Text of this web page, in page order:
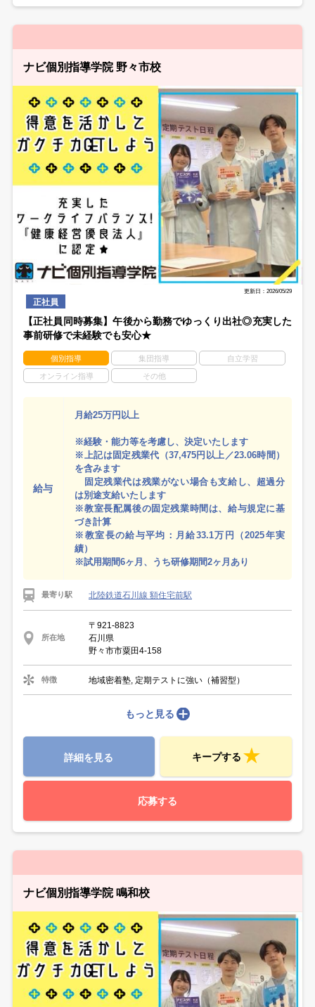
ナビ個別指導学院 野々市校
更新日：2026/05/29
正社員
【正社員同時募集】午後から勤務でゆっくり出社◎充実した
事前研修で未経験でも安心★
個別指導 集団指導 自立学習
オンライン指導 その他
給与
月給25万円以上
※経験・能力等を考慮し、決定いたします
※上記は固定残業代（37,475円以上／23.06時間）
を含みます
固定残業代は残業がない場合も支給し、超過分
は別途支給いたします
※教室長配属後の固定残業時間は、給与規定に基
づき計算
※教室長の給与平均：月給33.1万円（2025年実
績）
※試用期間6ヶ月、うち研修期間2ヶ月あり
最寄り駅 北陸鉄道石川線 額住宅前駅
所在地
〒921-8823
石川県
野々市市粟田4-158
特徴 地域密着塾, 定期テストに強い（補習型）
もっと見る
詳細を見る キープする
応募する
ナビ個別指導学院 鳴和校